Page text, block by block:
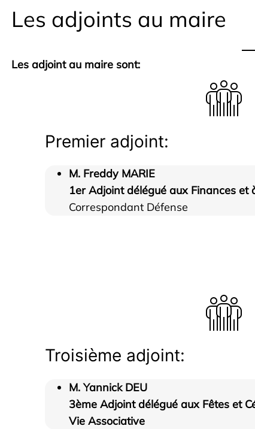
Les adjoints au maire
Les adjoint au maire sont:
Premier adjoint:
M. Freddy MARIE
1er Adjoint délégué aux Finances et
Correspondant Défense
Troisième adjoint:
M. Yannick DEU
3ème Adjoint délégué aux Fêtes et
Vie Associative